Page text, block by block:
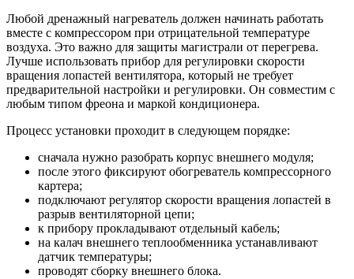
Любой дренажный нагреватель должен начинать работать
вместе с компрессором при отрицательной температуре
воздуха. Это важно для защиты магистрали от перегрева.
Лучше использовать прибор для регулировки скорости
вращения лопастей вентилятора, который не требует
предварительной настройки и регулировки. Он совместим с
любым типом фреона и маркой кондиционера.
Процесс установки проходит в следующем порядке:
сначала нужно разобрать корпус внешнего модуля;
после этого фиксируют обогреватель компрессорного
картера;
подключают регулятор скорости вращения лопастей в
разрыв вентиляторной цепи;
к прибору прокладывают отдельный кабель;
на калач внешнего теплообменника устанавливают
датчик температуры;
проводят сборку внешнего блока.